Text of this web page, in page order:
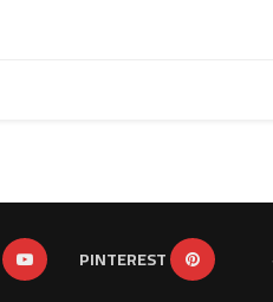
PINTEREST